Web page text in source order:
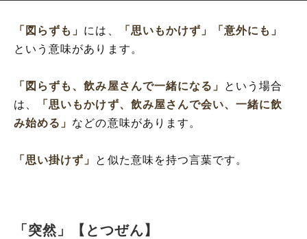
「図らずも」 には、 「思いもかけず」
「意外にも」
という意味があります。
「図らずも、飲み屋さんで一緒になる」
という場合
は、
「思いもかけず、飲み屋さんで会い、一緒に飲
み始める」 などの意味があります。
「思い掛けず」 と似た意味を持つ言葉です。
「突然」【とつぜん】